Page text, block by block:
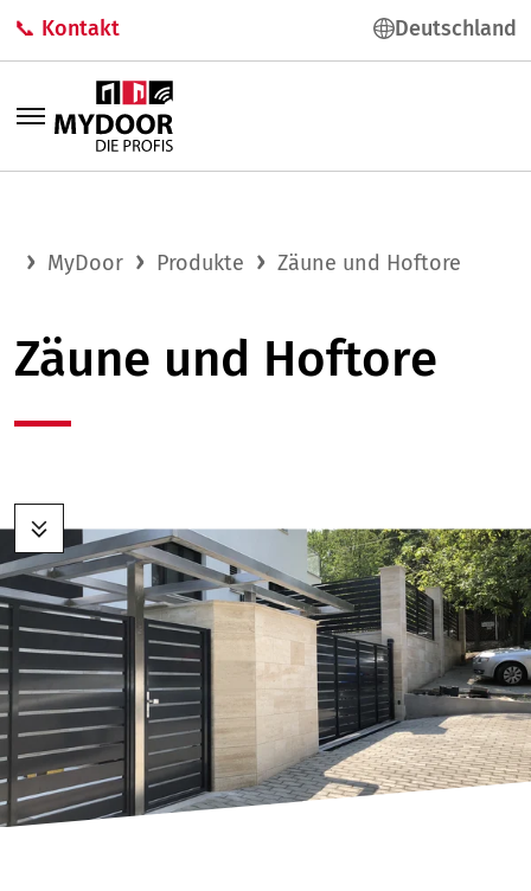
📞 Kontakt Deutschland
MyDoor Produkte Zäune und Hoftore
Zäune und Hoftore